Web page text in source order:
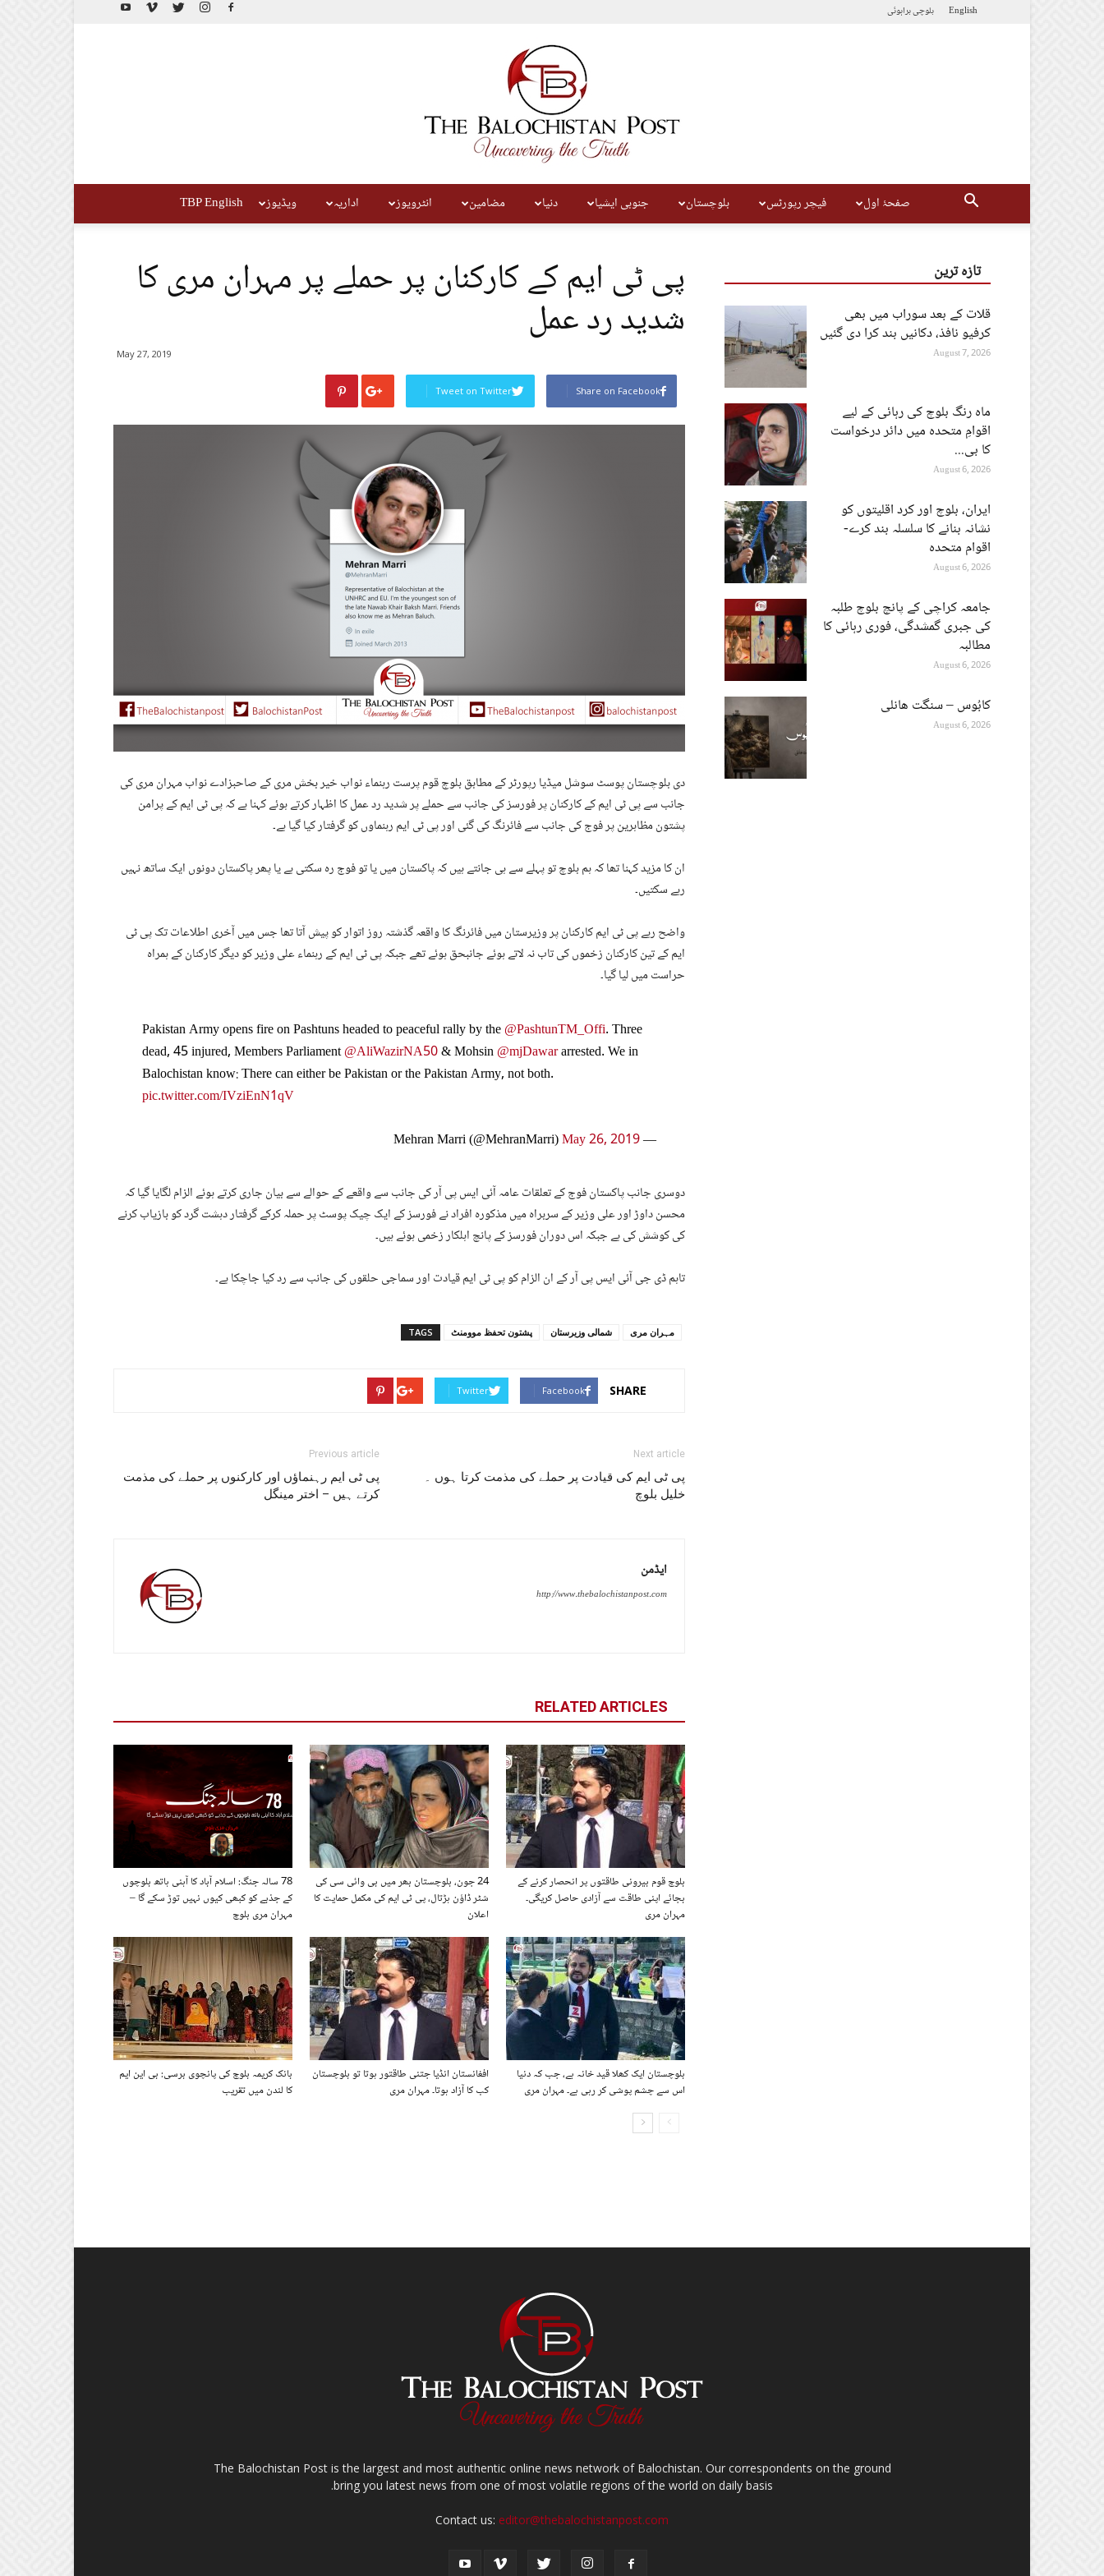
English بلوچیبراہوئی
صفحۂ اول فیچر رپورٹس بلوچستان جنوبی ایشیا دنیا مضامین انٹرویوز اداریہ ویڈیوز TBP English
پی ٹی ایم کے کارکنان پر حملے پر مہران مری کا
شدید رد عمل
May 27, 2019
Share on Facebook
Tweet on Twitter
دی بلوچستان پوسٹ سوشل میڈیا رپورٹر کے مطابق بلوچ قوم پرست رہنماء نواب خیر بخش مری کے صاحبزادے نواب مہران مری کی
جانب سے پی ٹی ایم کے کارکنان پر فورسز کی جانب سے حملے پر شدید رد عمل کا اظہار کرتے ہوئے کہنا ہے کہ پی ٹی ایم کے پرامن
پشتون مظاہرین پر فوج کی جانب سے فائرنگ کی گئی اور پی ٹی ایم رہنماوں کو گرفتار کیا گیا ہے۔
ان کا مزید کہنا تھا کہ ہم بلوچ تو پہلے سے ہی جانتے ہیں کہ پاکستان میں یا تو فوج رہ سکتی ہے یا پھر پاکستان دونوں ایک ساتھ نہیں
رہے سکتیں۔
واضح رہے پی ٹی ایم کارکنان پر وزیرستان میں فائرنگ کا واقعہ گذشتہ روز اتوار کو پیش آتا تھا جس میں آخری اطلاعات تک پی ٹی
ایم کے تین کارکنان زخموں کی تاب نہ لاتے ہوئے جانبحق ہوئے تھے جبکہ پی ٹی ایم کے رہنماء علی وزیر کو دیگر کارکنان کے ہمراہ
حراست میں لیا گیا۔
Pakistan Army opens fire on Pashtuns headed to peaceful rally by the@PashtunTM_Offi. Three
dead, 45 injured, Members Parliament@AliWazirNA50& Mohsin@mjDawararrested. We in
Balochistan know: There can either be Pakistan or the Pakistan Army, not both.
pic.twitter.com/IVziEnN1qV
— Mehran Marri (@MehranMarri)
May 26, 2019
دوسری جانب پاکستان فوج کے تعلقات عامہ آئی ایس پی آر کی جانب سے واقعے کے حوالے سے بیان جاری کرتے ہوئے الزام لگایا گیا کہ
محسن داوڑ اور علی وزیر کے سربراہ میں مذکورہ افراد نے فورسز کے ایک چیک پوسٹ پر حملہ کرکے گرفتار دہشت گرد کو بازیاب کرنے
کی کوشش کی ہے جبکہ اس دوران فورسز کے پانچ اہلکار زخمی ہوئے ہیں۔
تاہم ڈی جی آئی ایس پی آر کے ان الزام کو پی ٹی ایم قیادت اور سماجی حلقوں کی جانب سے رد کیا جاچکا ہے۔
TAGS پشتون تحفظ موومنٹ شمالی وزیرستان مہران مری
SHARE
Facebook
Twitter
Previous article
پی ٹی ایم رہنماؤں اور کارکنوں پر حملے کی مذمت
کرتے ہیں – اختر مینگل
Next article
پی ٹی ایم کی قیادت پر حملے کی مذمت کرتا ہوں ۔
خلیل بلوچ
ایڈمن
http://www.thebalochistanpost.com
RELATED ARTICLES
78 سالہ جنگ: اسلام آباد کا آہنی ہاتھ بلوچوں
کے جذبے کو کبھی کیوں نہیں توڑ سکے گا –
مہران مری بلوچ
24 جون، بلوچستان بھر میں بی وائی سی کی
شٹر ڈاؤن ہڑتال، پی ٹی ایم کی مکمل حمایت کا
اعلان
بلوچ قوم بیرونی طاقتوں پر انحصار کرنے کے
بجائے اپنی طاقت سے آزادی حاصل کریگی۔
مہران مری
بانک کریمہ بلوچ کی پانچوی برسی: بی این ایم
کا لندن میں تقریب
افغانستان انڈیا جتنی طاقتور ہوتا تو بلوچستان
کب کا آزاد ہوتا۔ مہران مری
بلوچستان ایک کھلا قید خانہ ہے، جب کہ دنیا
اس سے چشم پوشی کر رہی ہے۔ مہران مری
تازہ ترین
قلات کے بعد سوراب میں بھی
کرفیو نافذ، دکانیں بند کرا دی گئیں
August 7, 2026
ماہ رنگ بلوچ کی رہائی کے لیے
اقوامِ متحدہ میں دائر درخواست
کا بی...
August 6, 2026
ایران، بلوچ اور کرد اقلیتوں کو
نشانہ بنانے کا سلسلہ بند کرے-
اقوام متحدہ
August 6, 2026
جامعہ کراچی کے پانچ بلوچ طلبہ
کی جبری گمشدگی، فوری رہائی کا
مطالبہ
August 6, 2026
کابُوس – سنگت ھانلی
August 6, 2026
The Balochistan Post is the largest and most authentic online news network of Balochistan. Our correspondents on the ground
bring you latest news from one of most volatile regions of the world on daily basis.
Contact us: editor@thebalochistanpost.com